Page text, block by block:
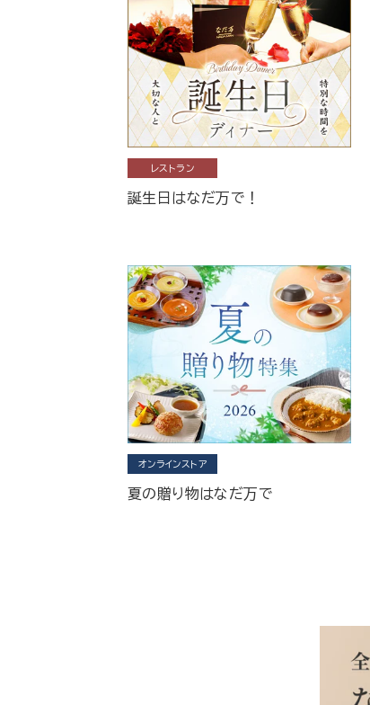
レストラン
誕生日はなだ万で！
オンラインストア
夏の贈り物はなだ万で